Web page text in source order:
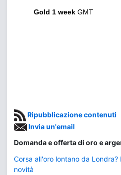
Gold 1 week GMT
Ripubblicazione contenuti
Invia un'email
Domanda e offerta di oro e
Corsa all'oro lontano da
novità